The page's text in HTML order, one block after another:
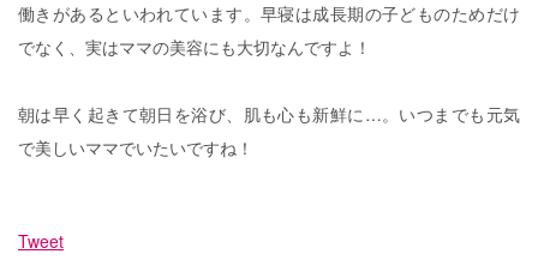
働きがあるといわれています。早寝は成長期の子どものためだけ
でなく、実はママの美容にも大切なんですよ！
朝は早く起きて朝日を浴び、肌も心も新鮮に…。いつまでも元気
で美しいママでいたいですね！
Tweet